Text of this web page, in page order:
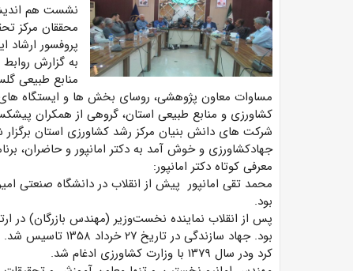
نشست هم
محققان مرکز
پروفسور ارشاد
به گزارش
منابع طبیعی
مساوات معاون پژوهشی، روسای بخش ها و ایستگاه
کشاورزی و منابع طبیعی استان، گروهی از همکران
شرکت های دانش بنیان مرکز رشد کشاورزی استان
جهادکشاورزی و خوش آمد به دکتر امانپور و حاضران،
معرفی کوتاه دکتر امانپور:
محمد تقی امانپور پیش از انقلاب در دانشگاه صنعتی
بود.
پس از انقلاب نماینده نخست‌وزیر (مهندس بازرگان)
کرد ودر سال ۱۳۷۹ با وزارت کشاورزی ادغام شد.